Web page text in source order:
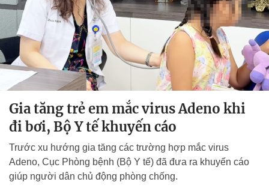
Gia tăng trẻ em mắc virus Adeno khi
đi bơi, Bộ Y tế khuyến cáo
Trước xu hướng gia tăng các trường hợp mắc virus
Adeno, Cục Phòng bệnh (Bộ Y tế) đã đưa ra khuyến cáo
giúp người dân chủ động phòng chống.